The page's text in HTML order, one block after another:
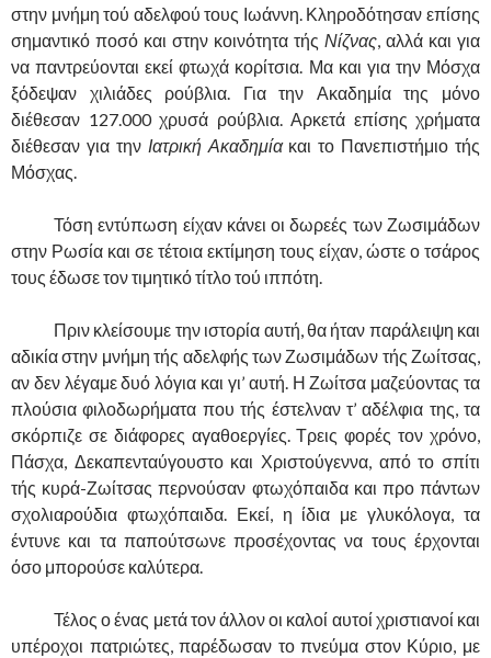
στην μνήμη τού αδελφού τους Ιωάννη. Κληροδότησαν επίσης
σημαντικό ποσό και στην κοινότητα τής Νίζνας, αλλά και για
να παντρεύονται εκεί φτωχά κορίτσια. Μα και για την Μόσχα
ξόδεψαν χιλιάδες ρούβλια. Για την Ακαδημία της μόνο
διέθεσαν 127.000 χρυσά ρούβλια. Αρκετά επίσης χρήματα
διέθεσαν για την Ιατρική Ακαδημίακαι το Πανεπιστήμιο τής
Μόσχας.
Τόση εντύπωση είχαν κάνει οι δωρεές των Ζωσιμάδων
στην Ρωσία και σε τέτοια εκτίμηση τους είχαν, ώστε ο τσάρος
τους έδωσε τον τιμητικό τίτλο τού ιππότη.
Πριν κλείσουμε την ιστορία αυτή, θα ήταν παράλειψη και
αδικία στην μνήμη τής αδελφής των Ζωσιμάδων τής Ζωίτσας,
αν δεν λέγαμε δυό λόγια και γι’ αυτή. Η Ζωίτσα μαζεύοντας τα
πλούσια φιλοδωρήματα που τής έστελναν τ’ αδέλφια της, τα
σκόρπιζε σε διάφορες αγαθοεργίες. Τρεις φορές τον χρόνο,
Πάσχα, Δεκαπενταύγουστο και Χριστούγεννα, από το σπίτι
τής κυρά-Ζωίτσας περνούσαν φτωχόπαιδα και προ πάντων
σχολιαρούδια φτωχόπαιδα. Εκεί, η ίδια με γλυκόλογα, τα
έντυνε και τα παπούτσωνε προσέχοντας να τους έρχονται
όσο μπορούσε καλύτερα.
Τέλος ο ένας μετά τον άλλον οι καλοί αυτοί χριστιανοί και
υπέροχοι πατριώτες, παρέδωσαν το πνεύμα στον Κύριο, με